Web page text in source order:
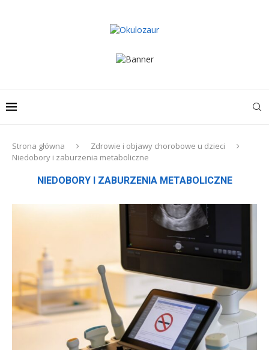
Strona główna
Zdrowie i objawy chorobowe u dzieci
Niedobory i zaburzenia metaboliczne
NIEDOBORY I ZABURZENIA METABOLICZNE